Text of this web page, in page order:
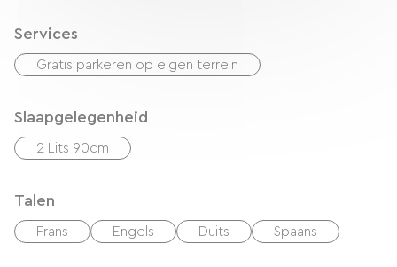
Services
Gratis parkeren op eigen terrein
Slaapgelegenheid
2 Lits 90cm
Talen
Frans Engels Duits Spaans